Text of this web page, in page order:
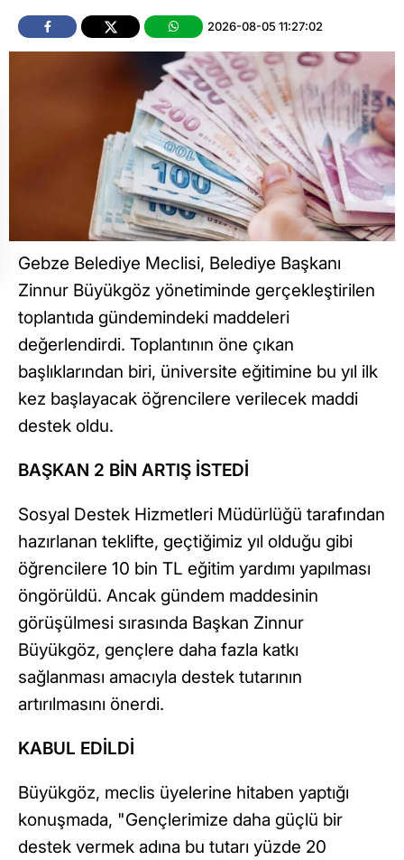
2026-08-05 11:27:02
Gebze Belediye Meclisi, Belediye Başkanı
Zinnur Büyükgöz yönetiminde gerçekleştirilen
toplantıda gündemindeki maddeleri
değerlendirdi. Toplantının öne çıkan
başlıklarından biri, üniversite eğitimine bu yıl ilk
kez başlayacak öğrencilere verilecek maddi
destek oldu.
BAŞKAN 2 BİN ARTIŞ İSTEDİ
Sosyal Destek Hizmetleri Müdürlüğü tarafından
hazırlanan teklifte, geçtiğimiz yıl olduğu gibi
öğrencilere 10 bin TL eğitim yardımı yapılması
öngörüldü. Ancak gündem maddesinin
görüşülmesi sırasında Başkan Zinnur
Büyükgöz, gençlere daha fazla katkı
sağlanması amacıyla destek tutarının
artırılmasını önerdi.
KABUL EDİLDİ
Büyükgöz, meclis üyelerine hitaben yaptığı
konuşmada, "Gençlerimize daha güçlü bir
destek vermek adına bu tutarı yüzde 20